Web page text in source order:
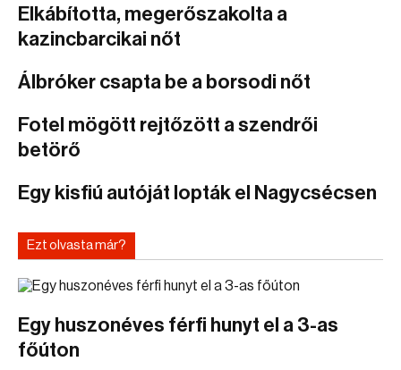
Elkábította, megerőszakolta a
kazincbarcikai nőt
Álbróker csapta be a borsodi nőt
Fotel mögött rejtőzött a szendrői
betörő
Egy kisfiú autóját lopták el Nagycsécsen
Ezt olvasta már?
Egy huszonéves férfi hunyt el a 3-as
főúton